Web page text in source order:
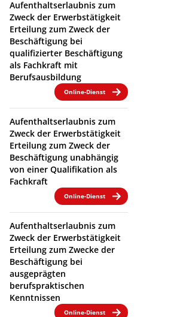
Aufenthaltserlaubnis zum
Zweck der Erwerbstätigkeit
Erteilung zum Zweck der
Beschäftigung bei
qualifizierter Beschäftigung
als Fachkraft mit
Berufsausbildung
Online-Dienst
Aufenthaltserlaubnis zum
Zweck der Erwerbstätigkeit
Erteilung zum Zweck der
Beschäftigung unabhängig
von einer Qualifikation als
Fachkraft
Online-Dienst
Aufenthaltserlaubnis zum
Zweck der Erwerbstätigkeit
Erteilung zum Zwecke der
Beschäftigung bei
ausgeprägten
berufspraktischen
Kenntnissen
Online-Dienst